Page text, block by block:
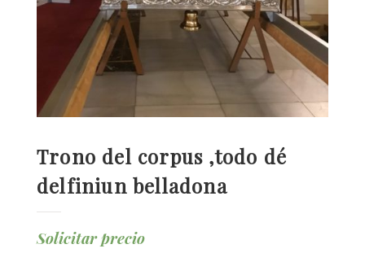
Trono del corpus ,todo dé
delfiniun belladona
Solicitar precio